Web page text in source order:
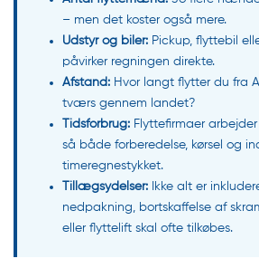
– men det koster også mere.
Udstyr og biler: Pickup, flyttebil
påvirker regningen direkte.
Afstand: Hvor langt flytter du fra
tværs gennem landet?
Tidsforbrug: Flyttefirmaer
så både forberedelse, kørsel og
timeregnestykket.
Tillægsydelser: Ikke alt er
nedpakning, bortskaffelse af
eller flyttelift skal ofte tilkøbes.